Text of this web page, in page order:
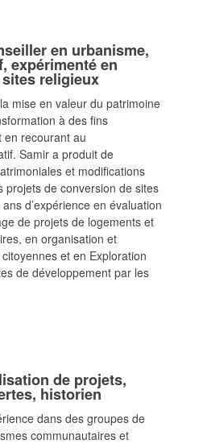
en urbanisme,
expérimenté en
religieux
mise en valeur du patrimoine
à des fins
en recourant au
Samir a produit de
et modifications
projets de conversion de sites
d’expérience en évaluation
de projets de logements et
en organisation et
et en Exploration
de développement par les
de projets,
historien
dans des groupes de
communautaires et